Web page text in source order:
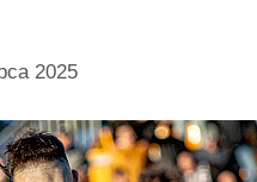
2025